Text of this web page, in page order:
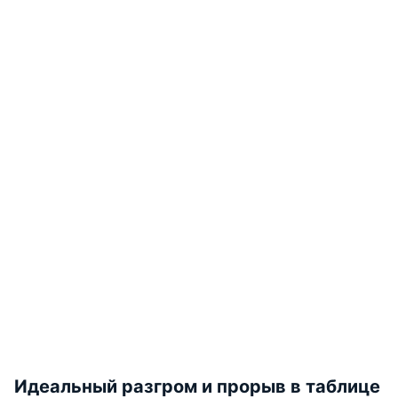
Идеальный разгром и прорыв в таблице